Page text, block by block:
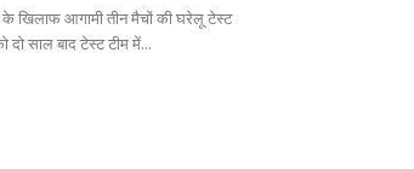
खिलाफ आगामी तीन मैचों की घरेलू टेस्ट
साल बाद टेस्ट टीम में...